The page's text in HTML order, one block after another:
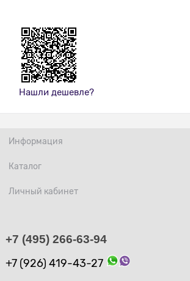
Нашли дешевле?
Информация
Каталог
Личный кабинет
+7 (495) 266-63-94
+7 (926) 419-43-27